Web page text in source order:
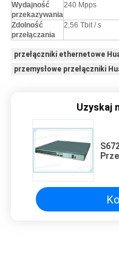
Wydajność
przekazywania
240 Mpps
Zdolność
przełączania
2,56 Tbit / s
przełączniki ethernetowe
przemysłowe przełączniki
Uzyskaj